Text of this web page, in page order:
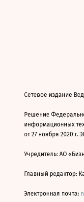
Сетевое издание
Решение
информационных
от 27 ноября 2020 г.
Учредитель: АО
Главный редактор:
Электронная почта: